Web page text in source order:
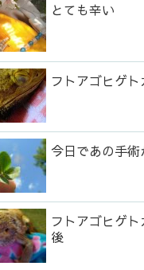
とても辛い
フトアゴヒゲ
今日であの手術
フトアゴヒゲ
後